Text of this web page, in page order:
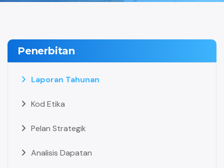
Penerbitan
Laporan Tahunan
Kod Etika
Pelan Strategik
Analisis Dapatan